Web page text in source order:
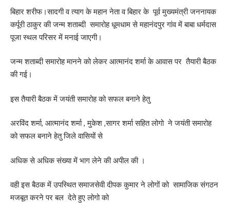
बिहार शरीफ।सादगी व त्याग के महान नेता व बिहार के पूर्व मुख्यमंत्री जननायक
कर्पूरी ठाकुर की जन्म शताब्दी समारोह धूमधाम से महानंदपुर गांव में बाबा धर्मदास
पूजा स्थल परिसर में मनाई जाएगी।
जन्म शताब्दी समारोह मानने को लेकर आत्मानंद शर्मा के आवास पर तैयारी बैठक
की गई।
इस तैयारी बैठक में जयंती समारोह को सफल बनाने हेतु
अरविंद शर्मा, आत्मानंद शर्मा , मुकेश ,सागर शर्मा सहित लोगो ने जयंती समारोह
को सफल बनाने हेतु जिले वासियों से
अधिक से अधिक संख्या में भाग लेने की अपील की ।
वही इस बैठक में उपस्थित समाजसेवी दीपक कुमार ने लोगों को सामाजिक संगठन
मजबूत करने पर बल देते हुए लोगो को